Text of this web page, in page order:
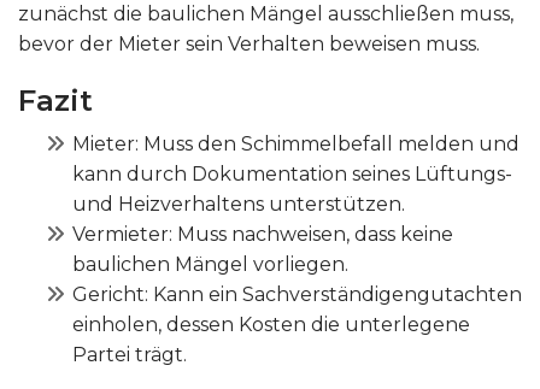
zunächst die baulichen Mängel ausschließen muss,
bevor der Mieter sein Verhalten beweisen muss.
Fazit
Mieter: Muss den Schimmelbefall melden und
kann durch Dokumentation seines Lüftungs-
und Heizverhaltens unterstützen.
Vermieter: Muss nachweisen, dass keine
baulichen Mängel vorliegen.
Gericht: Kann ein Sachverständigengutachten
einholen, dessen Kosten die unterlegene
Partei trägt.